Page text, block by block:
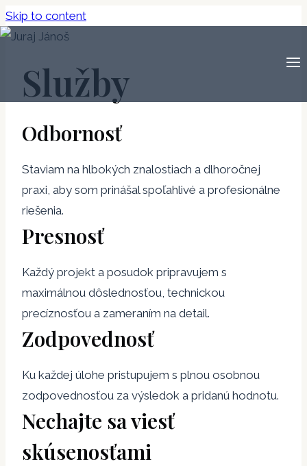
Skip to content
Služby
Odbornosť
Staviam na hlbokých znalostiach a dlhoročnej
praxi, aby som prinášal spoľahlivé a profesionálne
riešenia.
Presnosť
Každý projekt a posudok pripravujem s
maximálnou dôslednosťou, technickou
precíznosťou a zameraním na detail.
Zodpovednosť
Ku každej úlohe pristupujem s plnou osobnou
zodpovednosťou za výsledok a pridanú hodnotu.
Nechajte sa viesť
skúsenosťami